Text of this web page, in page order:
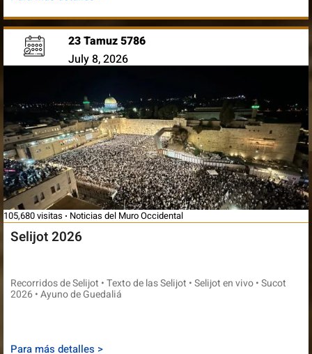
23 Tamuz 5786
July 8, 2026
105,680 visitas Noticias del Muro Occidental
Selijot 2026
Recorridos de Selijot • Texto de las Selijot • Selijot en vivo • Sucot
2026 • Ayuno de Guedaliá
Para más detalles >